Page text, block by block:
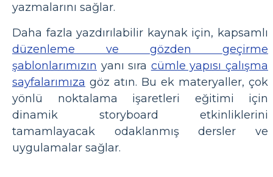
yazmalarını sağlar.
Daha fazla yazdırılabilir kaynak için, kapsamlı
düzenleme ve gözden geçirme
şablonlarımızın yanı sıra cümle yapısı çalışma
sayfalarımıza göz atın. Bu ek materyaller, çok
yönlü noktalama işaretleri eğitimi için
dinamik storyboard etkinliklerini
tamamlayacak odaklanmış dersler ve
uygulamalar sağlar.